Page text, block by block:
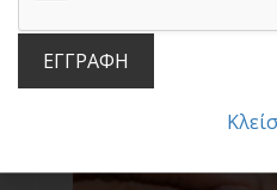
Τα θεμέλια της
υποχρέωση
ΕΓΓΡΑΦΗ